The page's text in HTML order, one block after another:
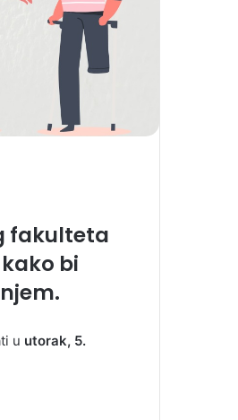
fakulteta
bi
u utorak, 5.